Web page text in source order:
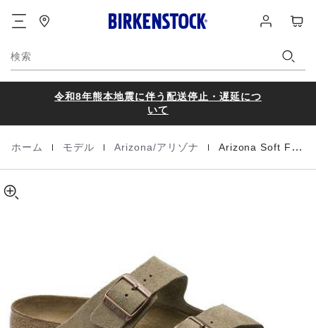
グ
ー
検索
令和8年熊本地震に伴う配送停止・遅延につ
いて
Homepage
ホーム モデル Arizona/アリゾナ Arizona Soft Footbed / アリゾナ ソフトフットベッド
Soft
Footbed
Leather
about
product